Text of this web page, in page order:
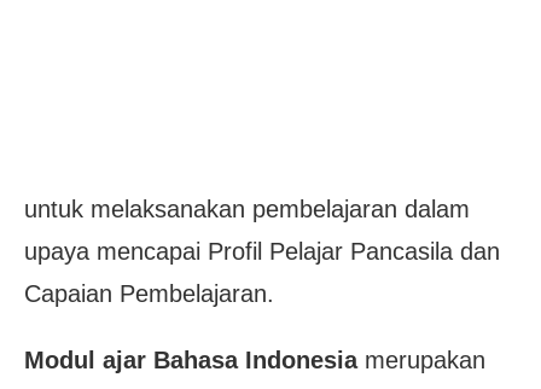
untuk melaksanakan pembelajaran dalam
upaya mencapai Profil Pelajar Pancasila dan
Capaian Pembelajaran.
Modul ajar Bahasa Indonesia merupakan